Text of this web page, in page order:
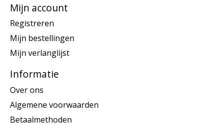
Mijn account
Registreren
Mijn bestellingen
Mijn verlanglijst
Informatie
Over ons
Algemene voorwaarden
Betaalmethoden